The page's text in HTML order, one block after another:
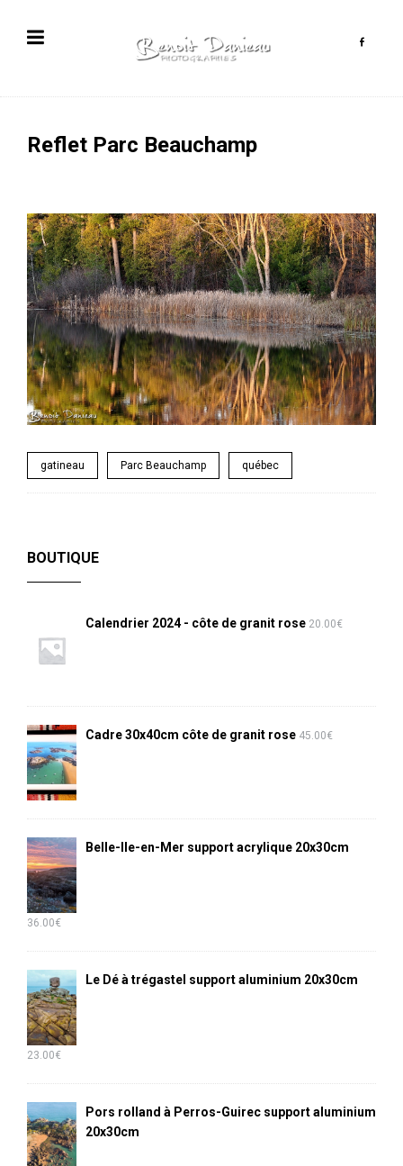
Reflet Parc Beauchamp
gatineau Parc Beauchamp québec
BOUTIQUE
Calendrier 2024 - côte de granit rose 20.00€
Cadre 30x40cm côte de granit rose 45.00€
Belle-Ile-en-Mer support acrylique 20x30cm
36.00€
Le Dé à trégastel support aluminium 20x30cm
23.00€
Pors rolland à Perros-Guirec support aluminium
20x30cm